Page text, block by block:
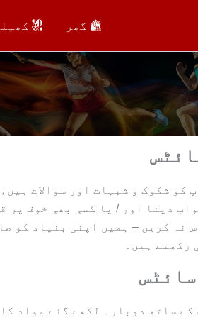
گھر
کو شکوک و شبہات اور سوالات
دینا اور / یا کسی بھی خوف پر
نہ کریں – ہمیں اپنی بنیاد کو
رکھتے ہیں۔
کے ساتھ دوبارہ لکھے گئے مواد